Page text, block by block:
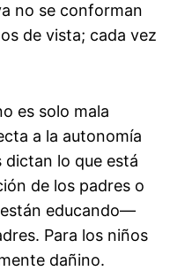
no se conforman
de vista; cada vez
es solo mala
a la autonomía
dictan lo que está
de los padres o
están educando—
Para los niños
dañino.